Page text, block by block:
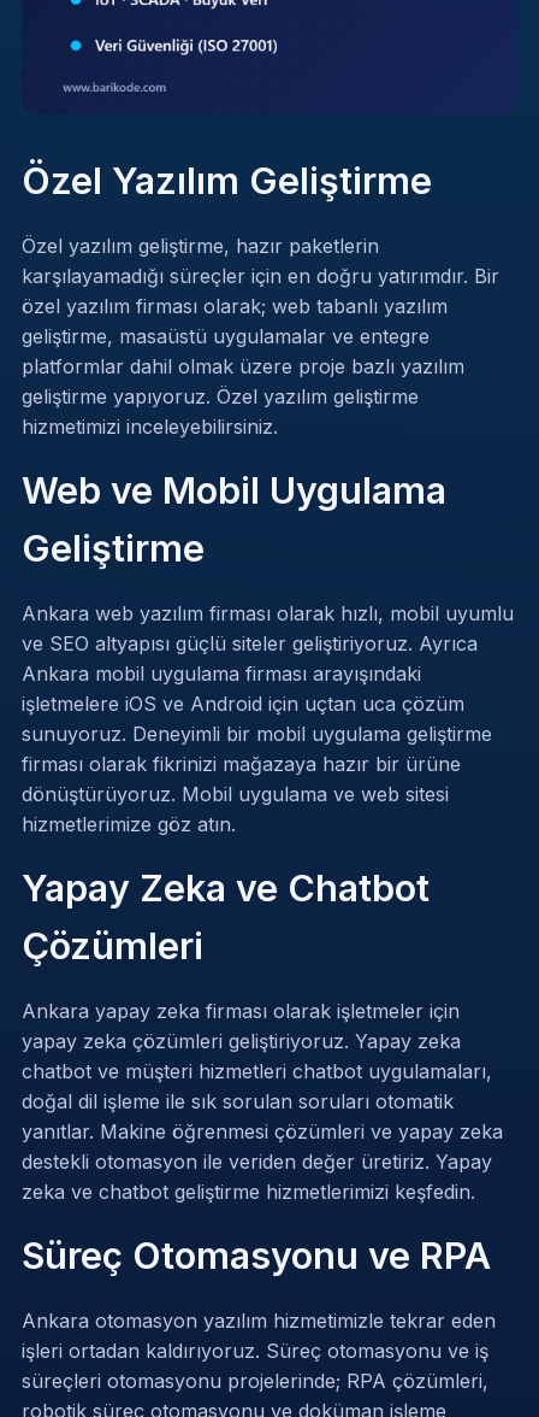
Özel Yazılım Geliştirme
Özel yazılım geliştirme, hazır paketlerin
karşılayamadığı süreçler için en doğru yatırımdır. Bir
özel yazılım firması olarak; web tabanlı yazılım
geliştirme, masaüstü uygulamalar ve entegre
platformlar dahil olmak üzere proje bazlı yazılım
geliştirme yapıyoruz. Özel yazılım geliştirme
hizmetimizi inceleyebilirsiniz.
Web ve Mobil Uygulama
Geliştirme
Ankara web yazılım firması olarak hızlı, mobil uyumlu
ve SEO altyapısı güçlü siteler geliştiriyoruz. Ayrıca
Ankara mobil uygulama firması arayışındaki
işletmelere iOS ve Android için uçtan uca çözüm
sunuyoruz. Deneyimli bir mobil uygulama geliştirme
firması olarak fikrinizi mağazaya hazır bir ürüne
dönüştürüyoruz. Mobil uygulama ve web sitesi
hizmetlerimize göz atın.
Yapay Zeka ve Chatbot
Çözümleri
Ankara yapay zeka firması olarak işletmeler için
yapay zeka çözümleri geliştiriyoruz. Yapay zeka
chatbot ve müşteri hizmetleri chatbot uygulamaları,
doğal dil işleme ile sık sorulan soruları otomatik
yanıtlar. Makine öğrenmesi çözümleri ve yapay zeka
destekli otomasyon ile veriden değer üretiriz. Yapay
zeka ve chatbot geliştirme hizmetlerimizi keşfedin.
Süreç Otomasyonu ve RPA
Ankara otomasyon yazılım hizmetimizle tekrar eden
işleri ortadan kaldırıyoruz. Süreç otomasyonu ve iş
süreçleri otomasyonu projelerinde; RPA çözümleri,
robotik süreç otomasyonu ve doküman işleme